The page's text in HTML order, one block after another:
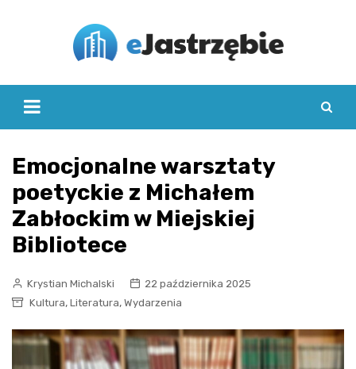
Emocjonalne warsztaty
poetyckie z Michałem
Zabłockim w Miejskiej
Bibliotece
Krystian Michalski
22 października 2025
Kultura, Literatura, Wydarzenia